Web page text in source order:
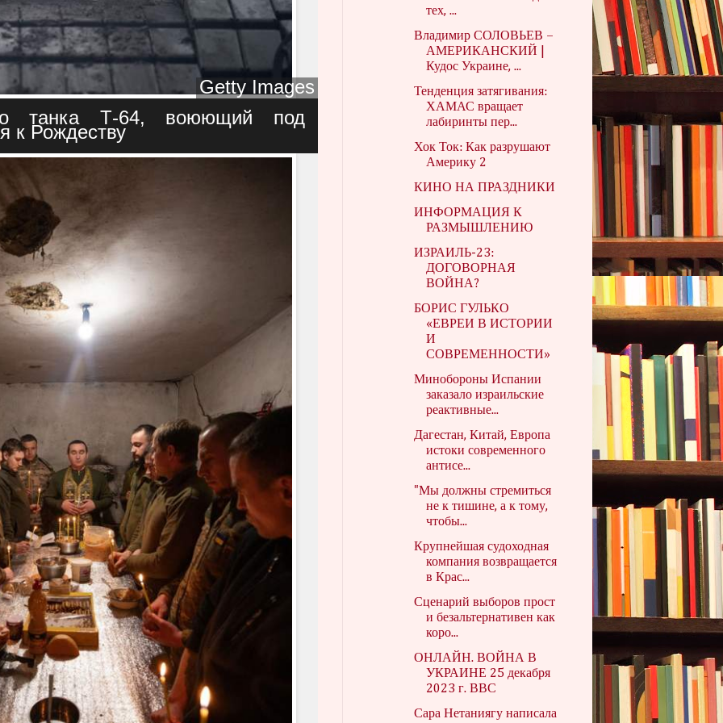
Getty Images
C
o
p
r
танка Т-64, воюющий под
к Рождеству
тех, ...
Владимир СОЛОВЬЕВ –
АМЕРИКАНСКИЙ |
Кудос Украине, ...
Тенденция затягивания:
ХАМАС вращает
лабиринты пер...
Хок Ток: Как разрушают
Америку 2
КИНО НА ПРАЗДНИКИ
ИНФОРМАЦИЯ К
РАЗМЫШЛЕНИЮ
ИЗРАИЛЬ-23:
ДОГОВОРНАЯ
ВОЙНА?
БОРИС ГУЛЬКО
«ЕВРЕИ В ИСТОРИИ
И
СОВРЕМЕННОСТИ»
Минобороны Испании
заказало израильские
реактивные...
Дагестан, Китай, Европа
истоки современного
антисе...
"Мы должны стремиться
не к тишине, а к тому,
чтобы...
Крупнейшая судоходная
компания возвращается
в Крас...
Сценарий выборов прост
и безальтернативен как
коро...
ОНЛАЙН. ВОЙНА В
УКРАИНЕ 25 декабря
2023 г. ВВС
Сара Нетаниягу написала